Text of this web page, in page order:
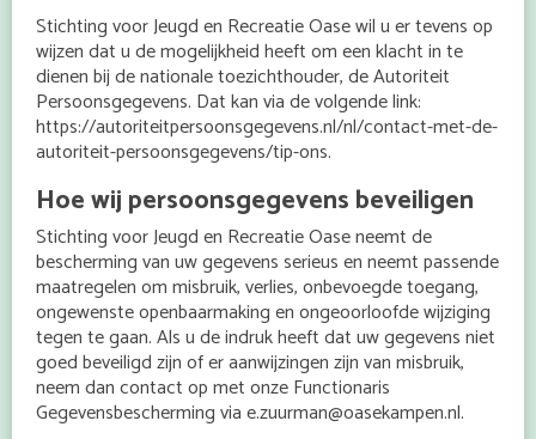
Stichting voor Jeugd en Recreatie Oase wil u er tevens op
wijzen dat u de mogelijkheid heeft om een klacht in te
dienen bij de nationale toezichthouder, de Autoriteit
Persoonsgegevens. Dat kan via de volgende link:
https://autoriteitpersoonsgegevens.nl/nl/contact-met-de-
autoriteit-persoonsgegevens/tip-ons.
Hoe wij persoonsgegevens beveiligen
Stichting voor Jeugd en Recreatie Oase neemt de
bescherming van uw gegevens serieus en neemt passende
maatregelen om misbruik, verlies, onbevoegde toegang,
ongewenste openbaarmaking en ongeoorloofde wijziging
tegen te gaan. Als u de indruk heeft dat uw gegevens niet
goed beveiligd zijn of er aanwijzingen zijn van misbruik,
neem dan contact op met onze Functionaris
Gegevensbescherming via e.zuurman@oasekampen.nl.